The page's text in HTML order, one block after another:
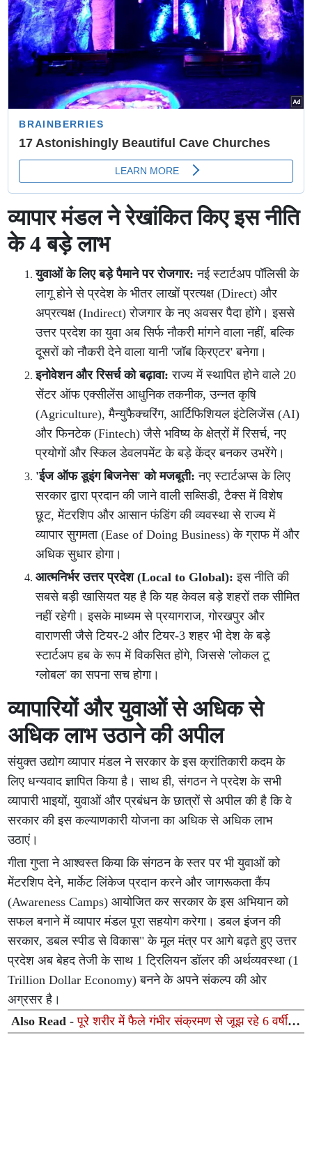
व्यापार मंडल ने रेखांकित किए इस नीति
के 4 बड़े लाभ
युवाओं के लिए बड़े पैमाने पर रोजगार: नई स्टार्टअप पॉलिसी के
लागू होने से प्रदेश के भीतर लाखों प्रत्यक्ष (Direct) और
अप्रत्यक्ष (Indirect) रोजगार के नए अवसर पैदा होंगे। इससे
उत्तर प्रदेश का युवा अब सिर्फ नौकरी मांगने वाला नहीं, बल्कि
दूसरों को नौकरी देने वाला यानी 'जॉब क्रिएटर' बनेगा।
इनोवेशन और रिसर्च को बढ़ावा: राज्य में स्थापित होने वाले 20
सेंटर ऑफ एक्सीलेंस आधुनिक तकनीक, उन्नत कृषि
(Agriculture), मैन्युफैक्चरिंग, आर्टिफिशियल इंटेलिजेंस (AI)
और फिनटेक (Fintech) जैसे भविष्य के क्षेत्रों में रिसर्च, नए
प्रयोगों और स्किल डेवलपमेंट के बड़े केंद्र बनकर उभरेंगे।
'ईज ऑफ डूइंग बिजनेस' को मजबूती: नए स्टार्टअप्स के लिए
सरकार द्वारा प्रदान की जाने वाली सब्सिडी, टैक्स में विशेष
छूट, मेंटरशिप और आसान फंडिंग की व्यवस्था से राज्य में
व्यापार सुगमता (Ease of Doing Business) के ग्राफ में और
अधिक सुधार होगा।
आत्मनिर्भर उत्तर प्रदेश (Local to Global): इस नीति की
सबसे बड़ी खासियत यह है कि यह केवल बड़े शहरों तक सीमित
नहीं रहेगी। इसके माध्यम से प्रयागराज, गोरखपुर और
वाराणसी जैसे टियर-2 और टियर-3 शहर भी देश के बड़े
स्टार्टअप हब के रूप में विकसित होंगे, जिससे 'लोकल टू
ग्लोबल' का सपना सच होगा।
व्यापारियों और युवाओं से अधिक से
अधिक लाभ उठाने की अपील
संयुक्त उद्योग व्यापार मंडल ने सरकार के इस क्रांतिकारी कदम के
लिए धन्यवाद ज्ञापित किया है। साथ ही, संगठन ने प्रदेश के सभी
व्यापारी भाइयों, युवाओं और प्रबंधन के छात्रों से अपील की है कि वे
सरकार की इस कल्याणकारी योजना का अधिक से अधिक लाभ
उठाएं।
गीता गुप्ता ने आश्वस्त किया कि संगठन के स्तर पर भी युवाओं को
मेंटरशिप देने, मार्केट लिंकेज प्रदान करने और जागरूकता कैंप
(Awareness Camps) आयोजित कर सरकार के इस अभियान को
सफल बनाने में व्यापार मंडल पूरा सहयोग करेगा। डबल इंजन की
सरकार, डबल स्पीड से विकास" के मूल मंत्र पर आगे बढ़ते हुए उत्तर
प्रदेश अब बेहद तेजी के साथ 1 ट्रिलियन डॉलर की अर्थव्यवस्था (1
Trillion Dollar Economy) बनने के अपने संकल्प की ओर
अग्रसर है।
Also Read -पूरे शरीर में फैले गंभीर संक्रमण से जूझ रहे 6 वर्षीय
बच्चे को मेदांता लखनऊ में मिला नया जीवन